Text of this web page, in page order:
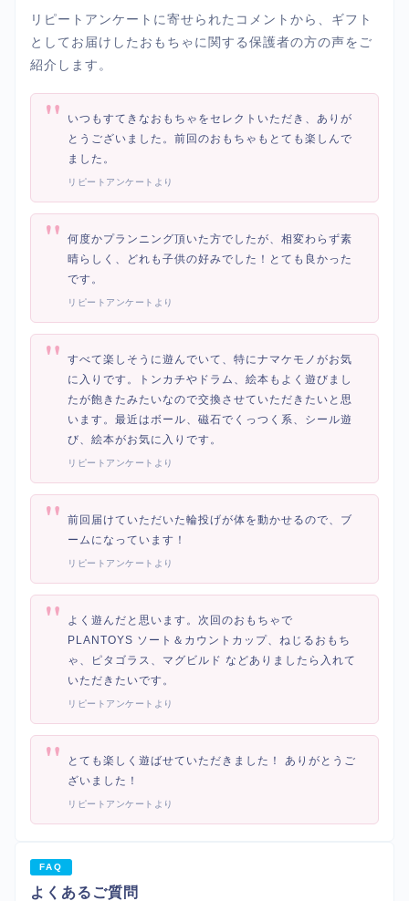
リピートアンケートに寄せられたコメントから、ギフト
としてお届けしたおもちゃに関する保護者の方の声をご
紹介します。
"
いつもすてきなおもちゃをセレクトいただき、ありが
とうございました。前回のおもちゃもとても楽しんで
ました。
リピートアンケートより
"
何度かプランニング頂いた方でしたが、相変わらず素
晴らしく、どれも子供の好みでした！とても良かった
です。
リピートアンケートより
"
すべて楽しそうに遊んでいて、特にナマケモノがお気
に入りです。トンカチやドラム、絵本もよく遊びまし
たが飽きたみたいなので交換させていただきたいと思
います。最近はボール、磁石でくっつく系、シール遊
び、絵本がお気に入りです。
リピートアンケートより
"
前回届けていただいた輪投げが体を動かせるので、ブ
ームになっています！
リピートアンケートより
"
よく遊んだと思います。次回のおもちゃで
PLANTOYS ソート＆カウントカップ、ねじるおもち
ゃ、ピタゴラス、マグビルド などありましたら入れて
いただきたいです。
リピートアンケートより
"
とても楽しく遊ばせていただきました！ ありがとうご
ざいました！
リピートアンケートより
FAQ
よくあるご質問